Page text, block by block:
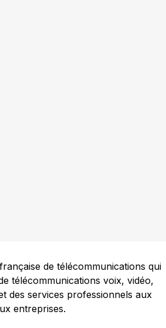
de télécommunications qui
télécommunications voix, vidéo,
des services professionnels aux
entreprises.